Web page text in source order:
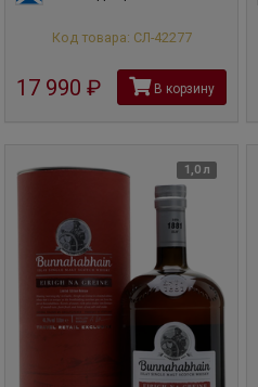
Код товара: СЛ-42277
17 990 рубВ корзину
1,0 л